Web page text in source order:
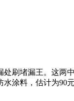
刷堵漏王。这两
涂料，估计为